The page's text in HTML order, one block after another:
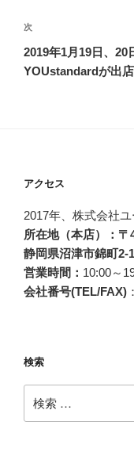
ゲ
ー
シ
稿
次
の
投
次
2019年1月19日、20
YOUstandardが出店
アクセス
2017年、株式会社ユ
所在地（本店）：〒
静岡県沼津市錦町2-
営業時間： 10:00～
会社番号(TEL/FAX)
検索
索: